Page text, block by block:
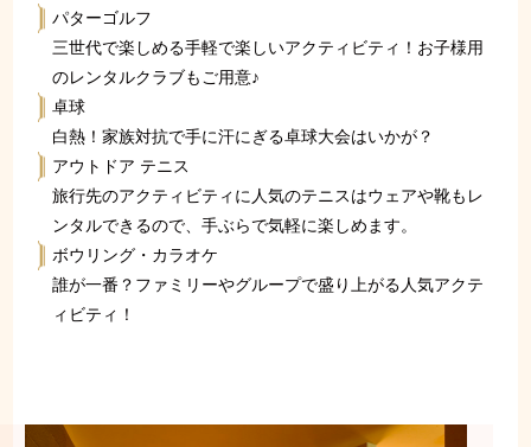
パターゴルフ
三世代で楽しめる手軽で楽しいアクティビティ！お子様用
のレンタルクラブもご用意♪
卓球
白熱！家族対抗で手に汗にぎる卓球大会はいかが？
アウトドア テニス
旅行先のアクティビティに人気のテニスはウェアや靴もレ
ンタルできるので、手ぶらで気軽に楽しめます。
ボウリング・カラオケ
誰が一番？ファミリーやグループで盛り上がる人気アクテ
ィビティ！